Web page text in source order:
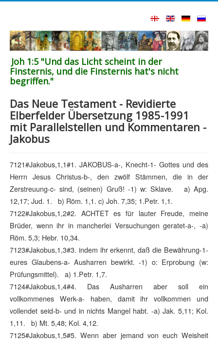
Joh 1:5 "Und das Licht scheint in der
Finsternis, und die Finsternis hat's nicht
begriffen."
Das Neue Testament - Revidierte
Elberfelder Übersetzung 1985-1991
mit Parallelstellen und Kommentaren -
Jakobus
7121#Jakobus,1,1#1. JAKOBUS-a-, Knecht-1- Gottes und des
Herrn Jesus Christus-b-, den zwölf Stämmen, die in der
Zerstreuung-c- sind, (seinen) Gruß! -1) w: Sklave. a) Apg.
12,17; Jud. 1. b) Röm. 1,1. c) Joh. 7,35; 1.Petr. 1,1.
7122#Jakobus,1,2#2. ACHTET es für lauter Freude, meine
Brüder, wenn ihr in mancherlei Versuchungen geratet-a-, -a)
Röm. 5,3; Hebr. 10,34.
7123#Jakobus,1,3#3. indem ihr erkennt, daß die Bewährung-1-
eures Glaubens-a- Ausharren bewirkt. -1) o: Erprobung (w:
Prüfungsmittel). a) 1.Petr. 1,7.
7124#Jakobus,1,4#4. Das Ausharren aber soll ein
vollkommenes Werk-a- haben, damit ihr vollkommen und
vollendet seid-b- und in nichts Mangel habt. -a) Jak. 5,11; Kol.
1,11. b) Mt. 5,48; Kol. 4,12.
7125#Jakobus,1,5#5. Wenn aber jemand von euch Weisheit